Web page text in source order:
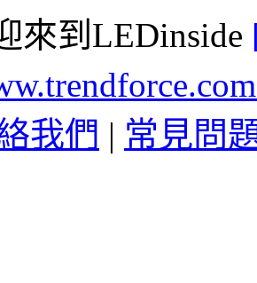
來到LEDinside
我們 | 常見問